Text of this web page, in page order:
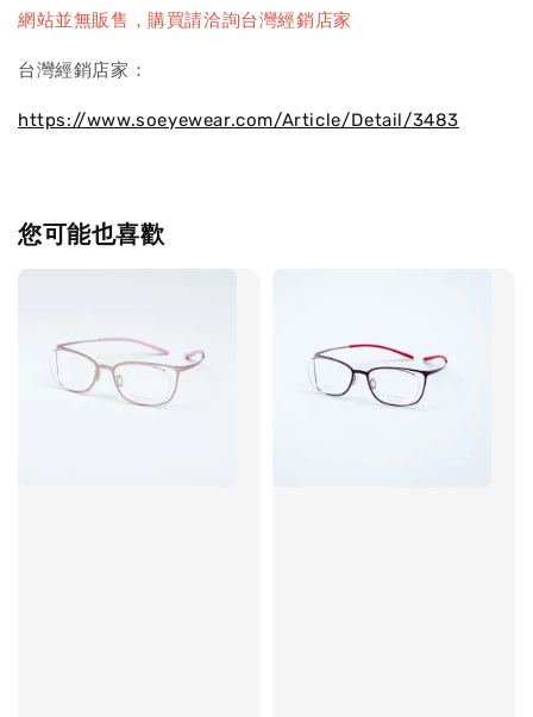
網站並無販售，購買請洽詢台灣經銷店家
台灣經銷店家：
https://www.soeyewear.com/Article/Detail/3483
您可能也喜歡